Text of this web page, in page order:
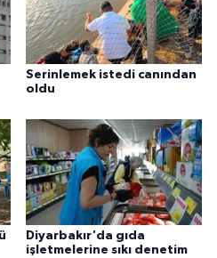
Serinlemek istedi canından
oldu
Diyarbakır'da gıda
işletmelerine sıkı denetim